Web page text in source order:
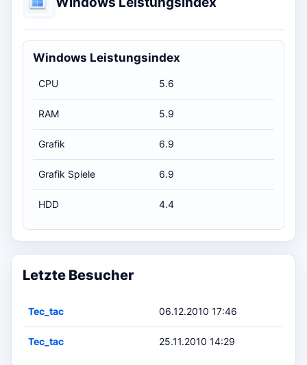
Windows Leistungsindex
CPU 5.6
RAM 5.9
Grafik 6.9
Grafik Spiele 6.9
HDD 4.4
Letzte Besucher
Tec_tac 06.12.2010 17:46
Tec_tac 25.11.2010 14:29